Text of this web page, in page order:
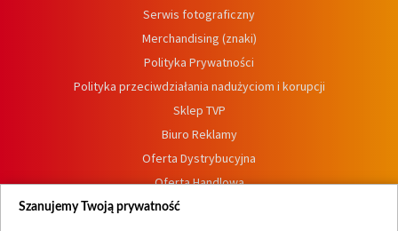
Serwis fotograficzny
Merchandising (znaki)
Polityka Prywatności
Polityka przeciwdziałania nadużyciom i korupcji
Sklep TVP
Biuro Reklamy
Oferta Dystrybucyjna
Oferta Handlowa
Dostępność
Szanujemy Twoją prywatność